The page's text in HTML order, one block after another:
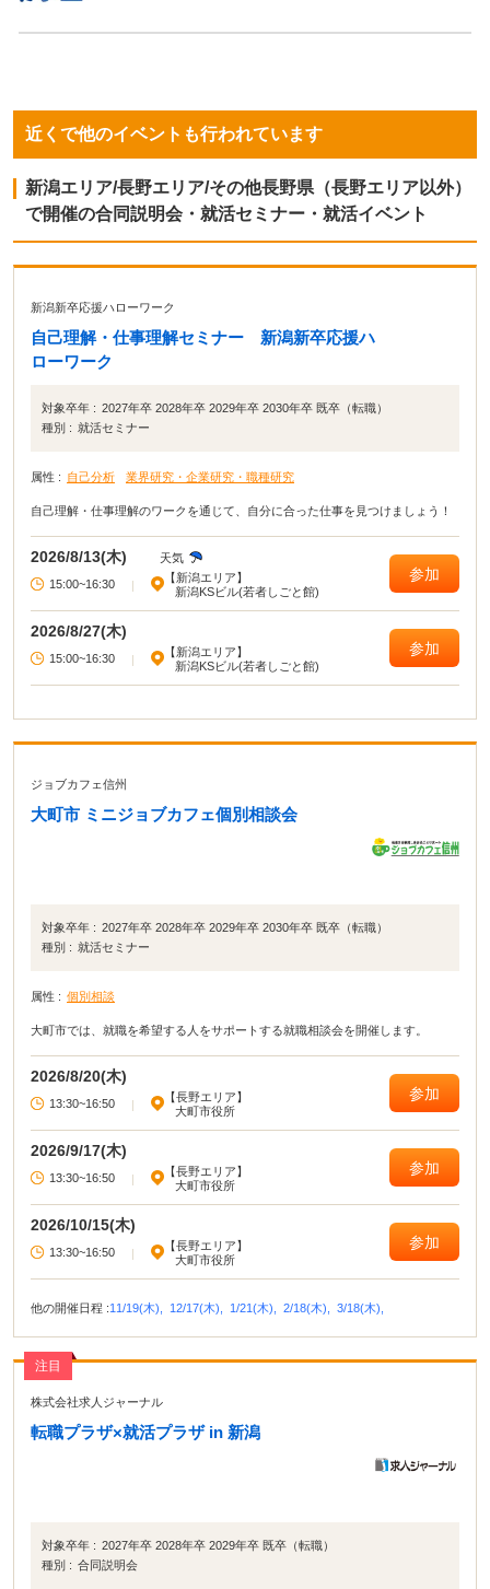
近くで他のイベントも行われています
新潟エリア/長野エリア/その他長野県（長野エリア以外）
で開催の合同説明会・就活セミナー・就活イベント
新潟新卒応援ハローワーク
自己理解・仕事理解セミナー 新潟新卒応援ハ
ローワーク
対象卒年 : 2027年卒 2028年卒 2029年卒 2030年卒 既卒（転職）
種別 : 就活セミナー
属性 : 自己分析 業界研究・企業研究・職種研究
自己理解・仕事理解のワークを通じて、自分に合った仕事を見つけましょう！
2026/8/13(木)
天気
15:00~16:30
|
【新潟エリア】
新潟KSビル(若者しごと館)
参加
2026/8/27(木)
15:00~16:30 |
【新潟エリア】
新潟KSビル(若者しごと館)
参加
ジョブカフェ信州
大町市 ミニジョブカフェ個別相談会
対象卒年 : 2027年卒 2028年卒 2029年卒 2030年卒 既卒（転職）
種別 : 就活セミナー
属性 : 個別相談
大町市では、就職を希望する人をサポートする就職相談会を開催します。
2026/8/20(木)
13:30~16:50 |
【長野エリア】
大町市役所
参加
2026/9/17(木)
13:30~16:50 |
【長野エリア】
大町市役所
参加
2026/10/15(木)
13:30~16:50 |
【長野エリア】
大町市役所
参加
他の開催日程 :11/19(木), 12/17(木), 1/21(木), 2/18(木), 3/18(木),
注目
株式会社求人ジャーナル
転職プラザ×就活プラザ in 新潟
対象卒年 : 2027年卒 2028年卒 2029年卒 既卒（転職）
種別 : 合同説明会